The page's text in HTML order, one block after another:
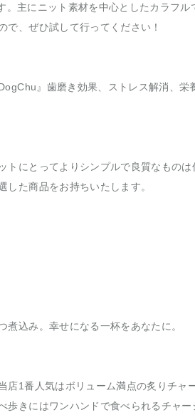
主にニット素材を中心としたカラフル
で、ぜひ試して行ってください！
』歯磨き効果、ストレス解消、栄
トにとってよりシンプルで良質なもの
した商品をお持ちいたします。
込み。幸せになる一杯をあなたに。
1番人気はボリューム満点の炙りチャ
歩きにはワンハンドで食べられるチャ